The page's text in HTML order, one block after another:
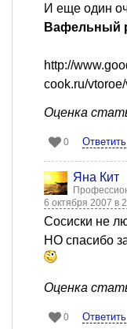
И еще один
Вафельный
http://
cook.ru/
Оценка
0 Ответить
Яна Кит
6 октября 2007 в
Сосиски не
НО спасибо
Оценка
0 Ответить